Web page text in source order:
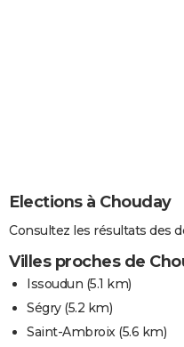
Elections à Chouday
Consultez les résultats des
Villes proches de
Issoudun (5.1 km)
Ségry(5.2 km)
Saint-Ambroix(5.6 km)